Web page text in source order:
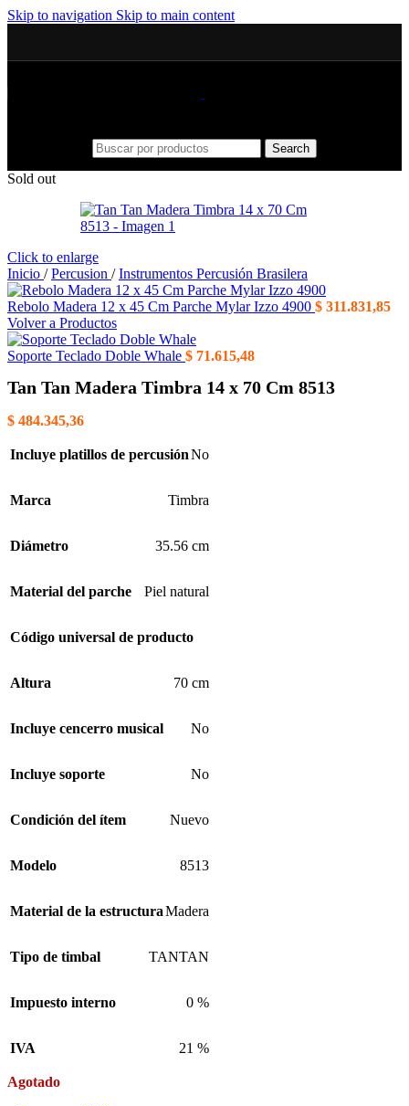
Skip to navigation Skip to main content
Search
Sold out
Click to enlarge
Inicio / Percusion / Instrumentos Percusión Brasilera
Rebolo Madera 12 x 45 Cm Parche Mylar Izzo 4900 $ 311.831,85
Volver a Productos
Soporte Teclado Doble Whale $ 71.615,48
Tan Tan Madera Timbra 14 x 70 Cm 8513
$ 484.345,36
Incluye platillos de percusiónNo
Marca Timbra
Diámetro 35.56 cm
Material del parche Piel natural
Código universal de producto
Altura 70 cm
Incluye cencerro musical No
Incluye soporte No
Condición del ítem Nuevo
Modelo 8513
Material de la estructuraMadera
Tipo de timbal TANTAN
Impuesto interno 0 %
IVA 21 %
Agotado